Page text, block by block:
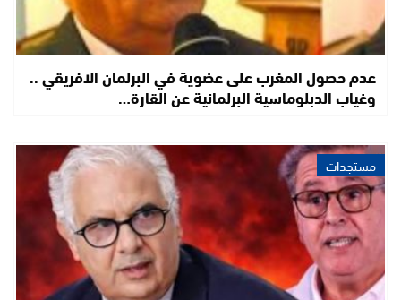
عدم حصول المغرب على عضوية في البرلمان الافريقي ..
وغياب الدبلوماسية البرلمانية عن القارة…
مستجدات